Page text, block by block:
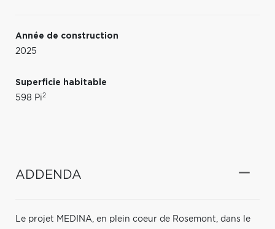
Année de construction
2025
Superficie habitable
598 Pi2
ADDENDA
Le projet MEDINA, en plein coeur de Rosemont, dans le